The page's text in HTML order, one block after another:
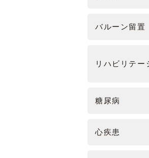
バルーン留置
リハビリテー
糖尿病
心疾患